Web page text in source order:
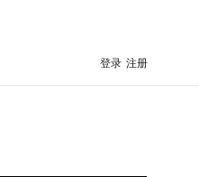
登录 注册